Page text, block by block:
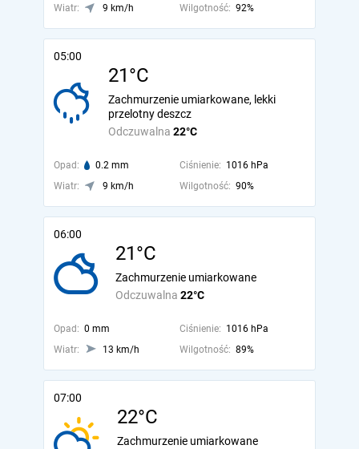
Wiatr:
9 km/h Wilgotność: 92%
05:00
21°C
Odczuwalna 22°C
Zachmurzenie umiarkowane, lekki
przelotny deszcz
Opad: 0.2 mm Ciśnienie: 1016 hPa
Wiatr:
9 km/h Wilgotność: 90%
06:00
21°C
Odczuwalna 22°C
Zachmurzenie umiarkowane
Opad: 0 mm Ciśnienie: 1016 hPa
Wiatr:
13 km/h Wilgotność: 89%
07:00
22°C
Zachmurzenie umiarkowane